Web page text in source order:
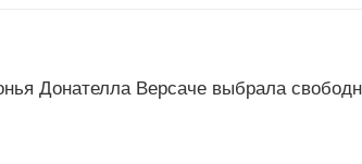
Донателла Версаче выбрала